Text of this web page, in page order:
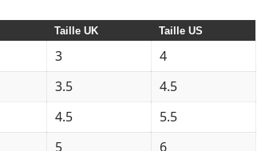
Taille UK Taille US
3
4
3.5
4.5
4.5
5.5
5 6